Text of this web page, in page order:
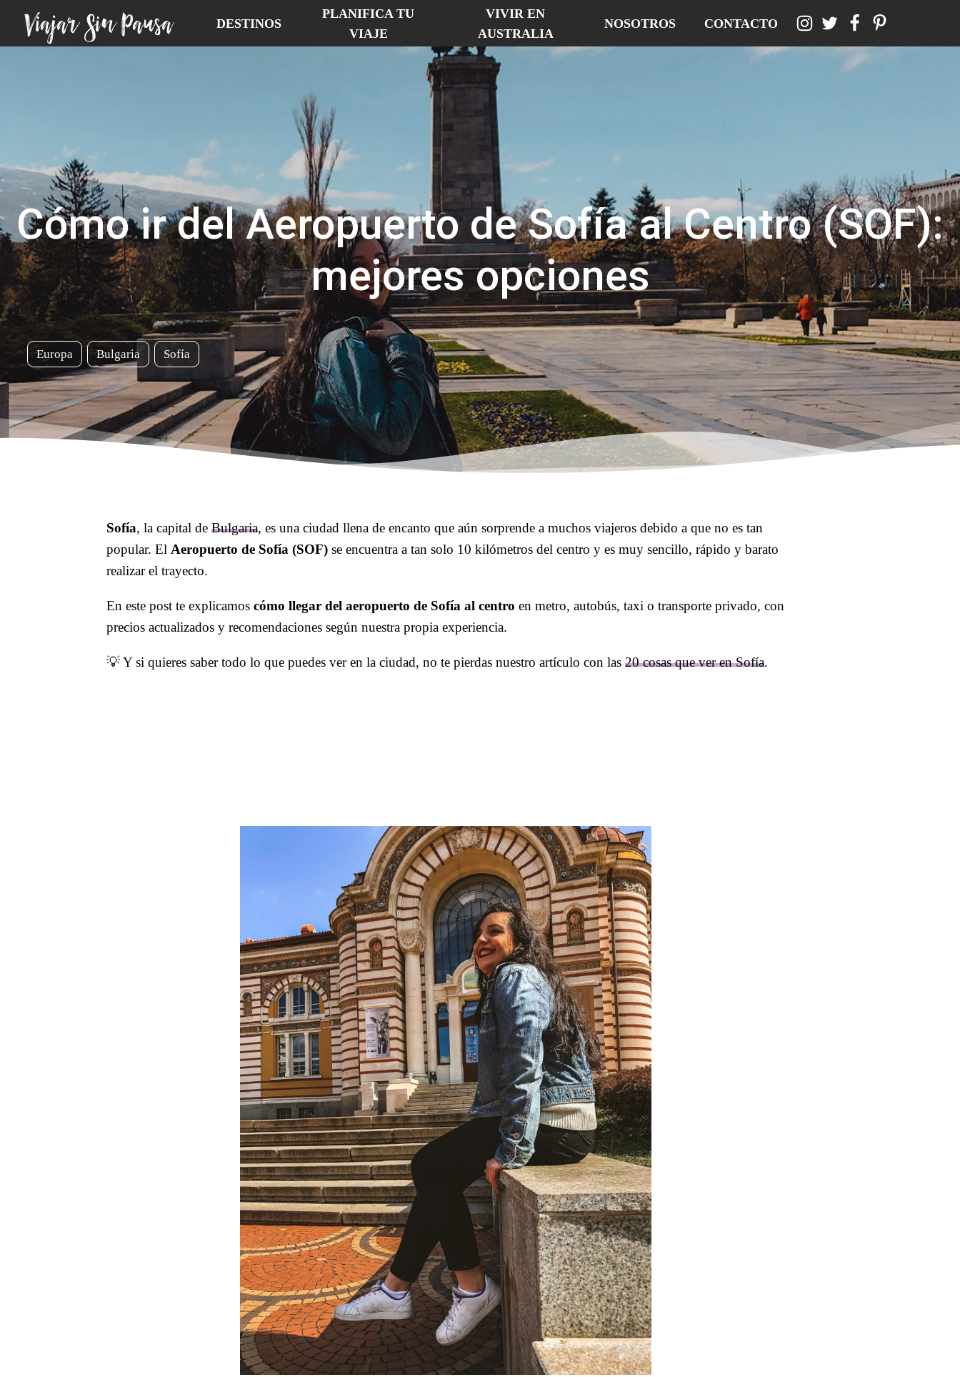
Viajar Sin Pausa DESTINOS
PLANIFICA TU
VIAJE
VIVIR EN
AUSTRALIA
NOSOTROS CONTACTO
Europa Bulgaria Sofía
Cómo ir del Aeropuerto de Sofía al Centro (SOF):
mejores opciones
Sofía, la capital de Bulgaria, es una ciudad llena de encanto que aún sorprende a muchos viajeros debido a que no es tan
popular. El Aeropuerto de Sofía (SOF) se encuentra a tan solo 10 kilómetros del centro y es muy sencillo, rápido y barato
realizar el trayecto.
En este post te explicamos cómo llegar del aeropuerto de Sofía al centro en metro, autobús, taxi o transporte privado, con
precios actualizados y recomendaciones según nuestra propia experiencia.
💡 Y si quieres saber todo lo que puedes ver en la ciudad, no te pierdas nuestro artículo con las 20 cosas que ver en Sofía.